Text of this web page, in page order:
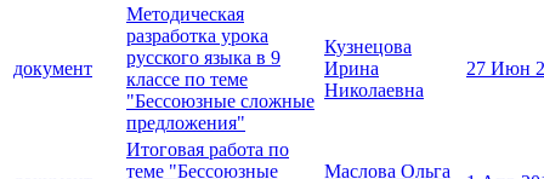
документ
Методическая
разработка урока
русского языка в 9
классе по теме
"Бессоюзные сложные
предложения"
Кузнецова
Ирина
Николаевна
27 Июн
Итоговая работа по
теме "Бессоюзные
Маслова Ольга